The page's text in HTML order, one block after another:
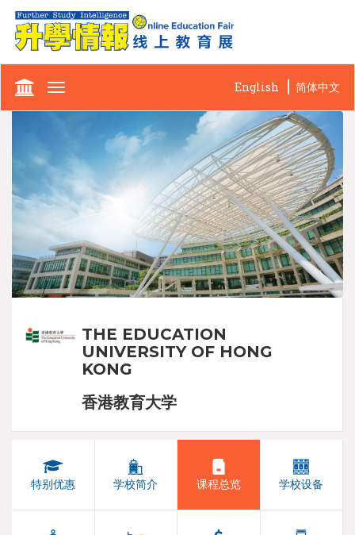
Toggle
English 简体中文
THE EDUCATION
UNIVERSITY OF HONG
KONG
香港教育大学
特别优惠 学校简介 课程总览 学校设备